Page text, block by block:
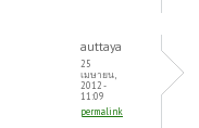
auttaya
25
เมษายน,
2012 -
11:09
permalink